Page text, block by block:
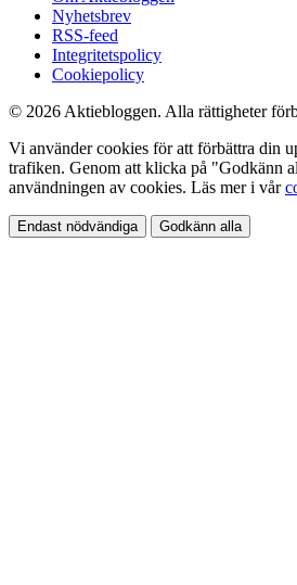
Nyhetsbrev
RSS-feed
Integritetspolicy
Cookiepolicy
© 2026 Aktiebloggen. Alla rättigheter
Vi använder cookies för att förbättra din
trafiken. Genom att klicka på "Godkänn
användningen av cookies. Läs mer i vår
Endast nödvändiga Godkänn alla